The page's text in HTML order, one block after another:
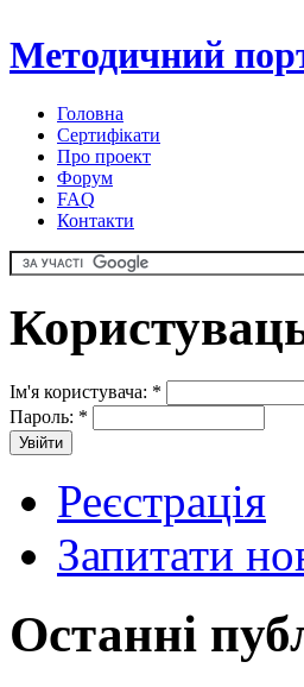
Методичний
Головна
Сертифікати
Про проект
Форум
FAQ
Контакти
Ім'я користувача: *
Пароль: *
Реєстрація
Запитати
Останні